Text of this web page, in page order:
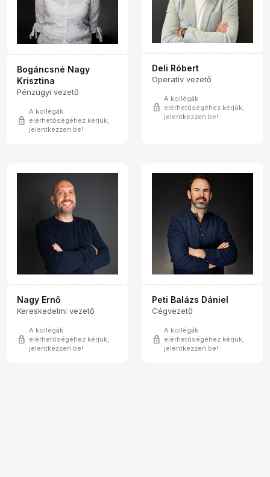
Bogáncsné Nagy
Krisztina
Pénzügyi vezető
lock
A kollégák
elérhetőségéhez kérjük,
jelentkezzen be!
Deli Róbert
Operatív vezető
lock
A kollégák
elérhetőségéhez kérjük,
jelentkezzen be!
Nagy Ernő
Kereskedelmi vezető
lock
A kollégák
elérhetőségéhez kérjük,
jelentkezzen be!
Peti Balázs Dániel
Cégvezető
lock
A kollégák
elérhetőségéhez kérjük,
jelentkezzen be!